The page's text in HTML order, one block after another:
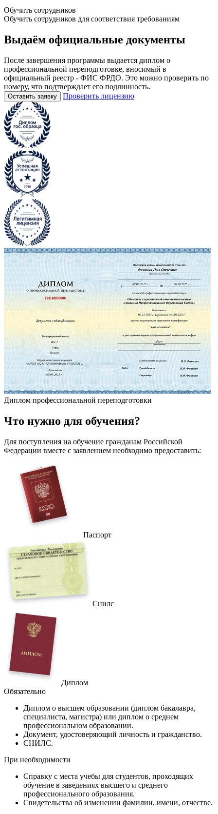
Обучить сотрудников
Обучить сотрудников для соответствия требованиям
Выдаём официальные документы
После завершения программы выдается диплом о
профессиональной переподготовке, вносимый в
официальный реестр - ФИС ФРДО. Это можно проверить по
номеру, что подтверждает его подлинность.
Оставить заявку Проверить лицензию
Диплом профессиональной переподготовки
Что нужно для обучения?
Для поступления на обучение гражданам Российской
Федерации вместе с заявлением необходимо предоставить:
Паспорт
Снилс
Диплом
Обязательно
Диплом о высшем образовании (диплом бакалавра,
специалиста, магистра) или диплом о среднем
профессиональном образовании.
Документ, удостоверяющий личность и гражданство.
СНИЛС.
При необходимости
Справку с места учебы для студентов, проходящих
обучение в заведениях высшего и среднего
профессионального образования.
Свидетельства об изменении фамилии, имени, отчестве.